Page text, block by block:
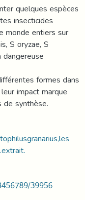
quelques espèces
insecticides
monde entiers sur
S oryzae, S
formes dans
impact marque
synthèse.
39956